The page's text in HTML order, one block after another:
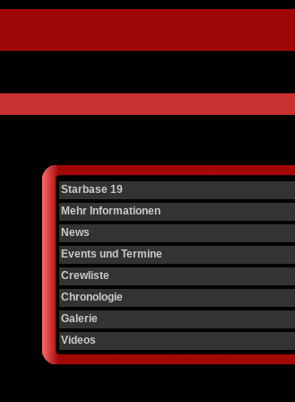
Starbase 19
Mehr Informationen
News
Events und Termine
Crewliste
Chronologie
Galerie
Videos